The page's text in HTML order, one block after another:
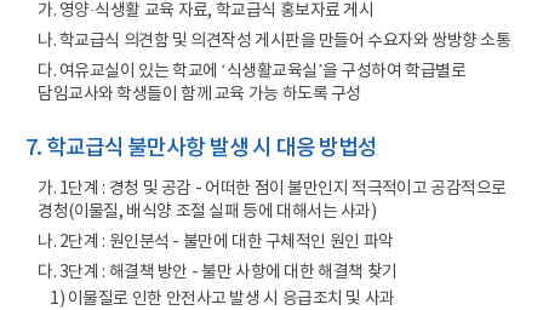
가. 영양·식생활 교육 자료, 학교급식 홍보자료 게시
나. 학교급식 의견함 및 의견작성 게시판을 만들어 수요자와 쌍방향 소통
다. 여유교실이 있는 학교에 ‘식생활교육실’을 구성하여 학급별로
담임교사와 학생들이 함께 교육 가능 하도록 구성
7. 학교급식 불만사항 발생 시 대응 방법성
가. 1단계 : 경청 및 공감 - 어떠한 점이 불만인지 적극적이고 공감적으로
경청(이물질, 배식양 조절 실패 등에 대해서는 사과)
나. 2단계 : 원인분석 - 불만에 대한 구체적인 원인 파악
다. 3단계 : 해결책 방안 - 불만 사항에 대한 해결책 찾기
1) 이물질로 인한 안전사고 발생 시 응급조치 및 사과